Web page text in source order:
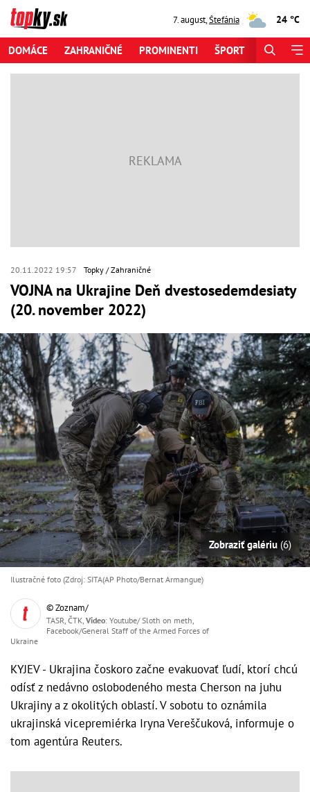
7. august,Štefánia 24 °C
DOMÁCE ZAHRANIČNÉ PROMINENTI ŠPORT
20.11.2022 19:57 Topky Zahraničné
VOJNA na Ukrajine Deň dvestosedemdesiaty
(20. november 2022)
Zobraziť galériu (6)
Ilustračné foto (Zdroj: SITA(AP Photo/Bernat Armangue)
© Zoznam/
TASR, ČTK, Video: Youtube/ Sloth on meth,
Facebook/General Staff of the Armed Forces of
Ukraine
KYJEV - Ukrajina čoskoro začne evakuovať ľudí, ktorí chcú
odísť z nedávno oslobodeného mesta Cherson na juhu
Ukrajiny a z okolitých oblastí. V sobotu to oznámila
ukrajinská vicepremiérka Iryna Vereščuková, informuje o
tom agentúra Reuters.